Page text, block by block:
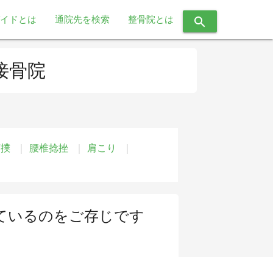
ドとは 通院先を検索 整骨院とは search
骨院
腰椎捻挫 肩こり
いるのをご存じです